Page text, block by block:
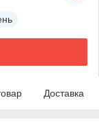
Доставка